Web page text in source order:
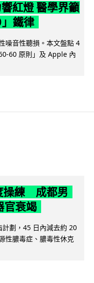
紅燈 醫學界籲
鐵律
噪音性聽損。本文盤點 4
60 原則」及 Apple 內
操練 成都男
官衰竭
劃，45 日內減去約 20
性膿毒症、膿毒性休克